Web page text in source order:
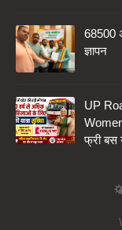
68500
ज्ञापन
UP
फ्री बस